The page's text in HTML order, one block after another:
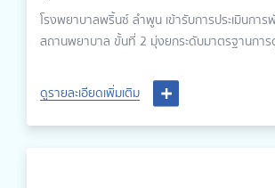
โรงพยาบาลพริ้นซ์ ลำพูน เข้ารับการประเมินก
สถานพยาบาล ขั้นที่ 2 มุ่งยกระดับมาตรฐานกา
ดูรายละเอียดเพิ่มเติม